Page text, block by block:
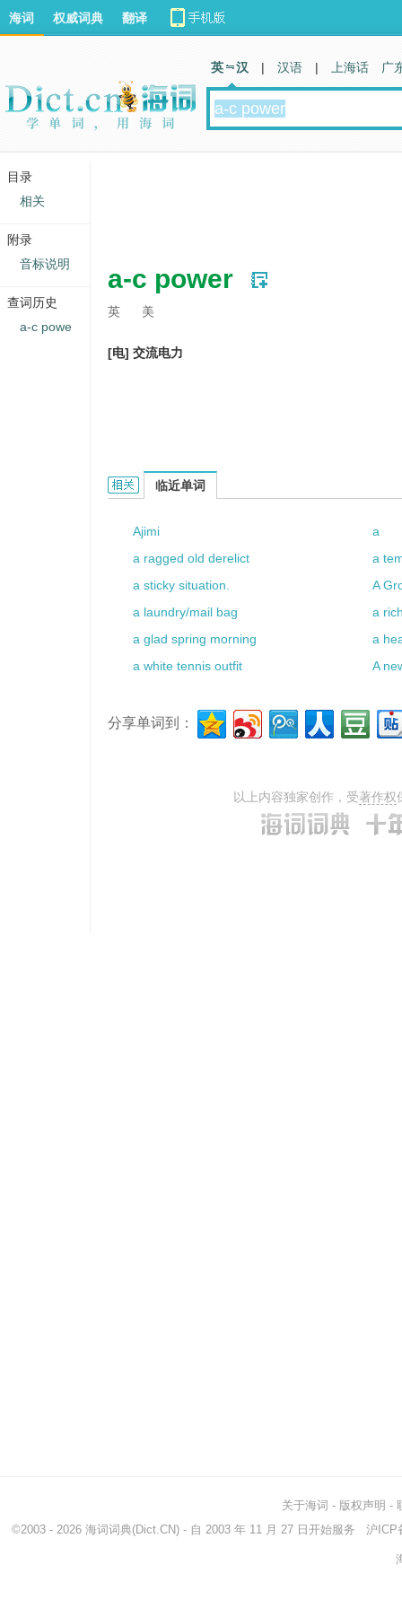
a-c power
英 美
[电] 交流电力
a-c power的相关资料：
临近单词
Ajimi
a
a ragged old derelict
a
a sticky situation.
A
a laundry/mail bag
a
a glad spring morning
a
a white tennis outfit
A
分享单词到：
以上内容独家创作，受著作权
海词 权威词典 翻译
英 汉 | 汉语 | 上海话 广
关于海词 - 版权声明 -
©2003 - 2026 海词词典(Dict.CN) - 自 2003 年 11 月 27 日开始服务 沪ICP
目录
相关
附录
音标说明
查词历史
a-c powe